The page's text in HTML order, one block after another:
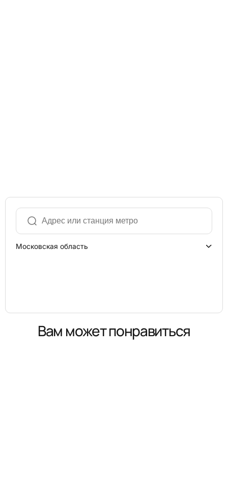
Московская область
Вам может понравиться